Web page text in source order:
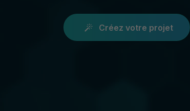
Créez votre projet